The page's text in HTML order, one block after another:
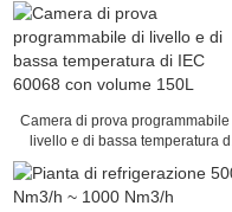
Camera di prova programmabile
livello e di bassa temperatura